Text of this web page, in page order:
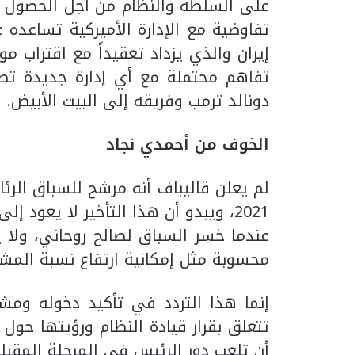
تفاوضية مع الإدارة الأميركية
إيران والذي يزداد تعقيداً مع اقتراب
تفاهم محتملة مع أي إدارة جديدة
دونالد ترمب وفريقه إلى البيت الأبيض.
الخوف من أحمدي نجاد
لم يعلن قاليباف أنه مرشح للسباق
عندما خسر السباق لصالح روحاني،
محسوبة مثل إمكانية ارتفاع نسبة
إنما هذا التردد في تأكيد دخوله
تتعلق بقرار قيادة النظام ورؤيتها